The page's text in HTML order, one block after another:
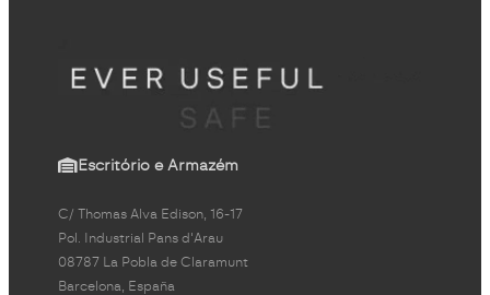
Escritório e Armazém
C/ Thomas Alva Edison, 16-17
Pol. Industrial Pans d'Arau
08787 La Pobla de Claramunt
Barcelona, España